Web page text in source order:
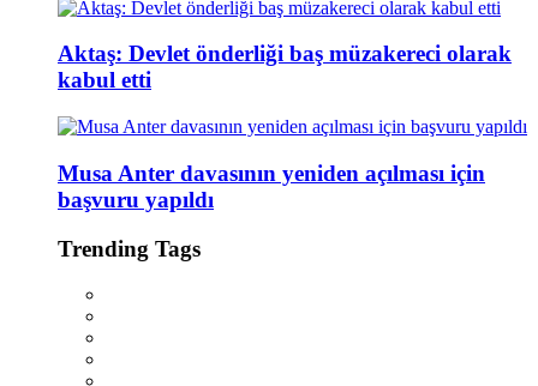
Aktaş: Devlet önderliği baş müzakereci olarak
kabul etti
Musa Anter davasının yeniden açılması için
başvuru yapıldı
Trending Tags